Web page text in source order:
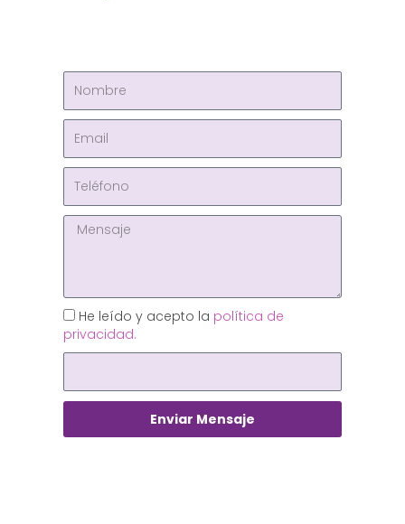
He leído y acepto la política de
privacidad.
Enviar Mensaje